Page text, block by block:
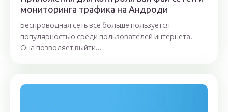
мониторинга трафика на Андроди
Беспроводная сеть всё больше пользуется
популярностью среди пользователей интернета.
Она позволяет выйти...